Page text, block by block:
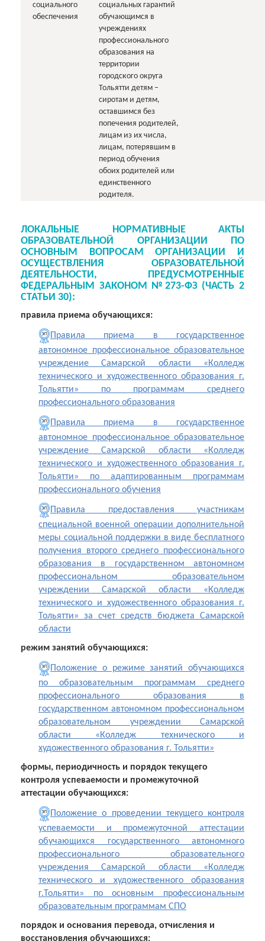
социального
обеспечения
социальных гарантий
обучающимся в
учреждениях
профессионального
образования на
территории
городского округа
Тольятти детям –
сиротам и детям,
оставшимся без
попечения родителей,
лицам из их числа,
лицам, потерявшим в
период обучения
обоих родителей или
единственного
родителя.
ЛОКАЛЬНЫЕ НОРМАТИВНЫЕ АКТЫ
ОБРАЗОВАТЕЛЬНОЙ ОРГАНИЗАЦИИ ПО
ОСНОВНЫМ ВОПРОСАМ ОРГАНИЗАЦИИ И
ОСУЩЕСТВЛЕНИЯ ОБРАЗОВАТЕЛЬНОЙ
ДЕЯТЕЛЬНОСТИ, ПРЕДУСМОТРЕННЫЕ
ФЕДЕРАЛЬНЫМ ЗАКОНОМ №273-ФЗ (ЧАСТЬ 2
СТАТЬИ 30):
правила приема обучающихся:
Правила приема в государственное
автономное профессиональное образовательное
учреждение Самарской области «Колледж
технического и художественного образования г.
Тольятти» по программам среднего
профессионального образования
Правила приема в государственное
автономное профессиональное образовательное
учреждение Самарской области «Колледж
технического и художественного образования г.
Тольятти» по адаптированным программам
профессионального обучения
Правила предоставления участникам
специальной военной операции дополнительной
меры социальной поддержки в виде бесплатного
получения второго среднего профессионального
образования в государственном автономном
профессиональном образовательном
учреждении Самарской области «Колледж
технического и художественного образования г.
Тольятти» за счет средств бюджета Самарской
области
режим занятий обучающихся:
Положение о режиме занятий обучающихся
по образовательным программам среднего
профессионального образования в
государственном автономном профессиональном
образовательном учреждении Самарской
области «Колледж технического и
художественного образования г. Тольятти»
формы, периодичность и порядок текущего
контроля успеваемости и промежуточной
аттестации обучающихся:
Положение о проведении текущего контроля
успеваемости и промежуточной аттестации
обучающихся государственного автономного
профессионального образовательного
учреждения Самарской области «Колледж
технического и художественного образования
г.Тольятти» по основным профессиональным
образовательным программам СПО
порядок и основания перевода, отчисления и
восстановления обучающихся: